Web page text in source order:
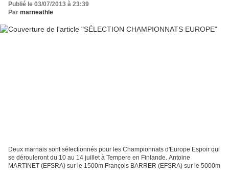
Publié le 03/07/2013 à 23:39
Par marneathle
Deux marnais sont sélectionnés pour les Championnats d'Europe Espoir qui
se dérouleront du 10 au 14 juillet à Tempere en Finlande. Antoine
MARTINET (EFSRA) sur le 1500m François BARRER (EFSRA) sur le 5000m